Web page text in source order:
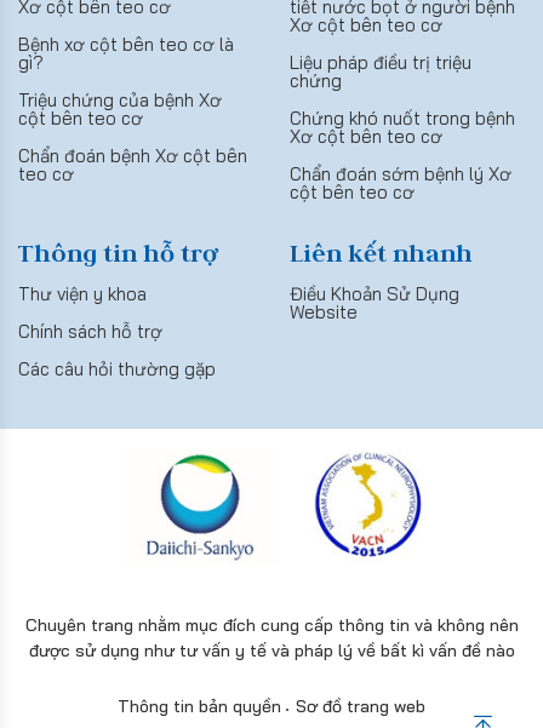
Xơ cột bên teo cơ
Bệnh xơ cột bên teo cơ là
gì?
Triệu chứng của bệnh Xơ
cột bên teo cơ
Chẩn đoán bệnh Xơ cột bên
teo cơ
tiết nước bọt ở người bệnh
Xơ cột bên teo cơ
Liệu pháp điều trị triệu
chứng
Chứng khó nuốt trong bệnh
Xơ cột bên teo cơ
Chẩn đoán sớm bệnh lý Xơ
cột bên teo cơ
Thông tin hỗ trợ
Thư viện y khoa
Chính sách hỗ trợ
Các câu hỏi thường gặp
Liên kết nhanh
Điều Khoản Sử Dụng
Website
Chuyên trang nhằm mục đích cung cấp thông tin và không nên
được sử dụng như tư vấn y tế và pháp lý về bất kì vấn đề nào
Thông tin bản quyền Sơ đồ trang web